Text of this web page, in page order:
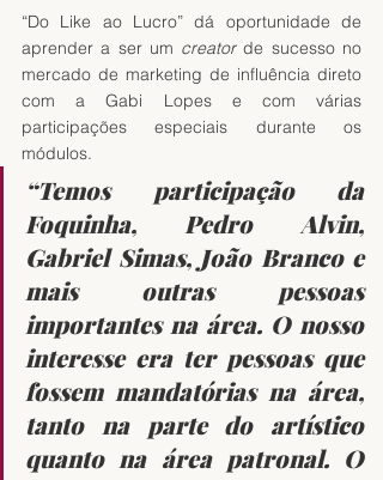
“Do Like ao Lucro” dá oportunidade de
aprender a ser um creator de sucesso no
mercado de marketing de influência direto
com a Gabi Lopes e com várias
participações especiais durante os
módulos.
“Temos participação da
Foquinha, Pedro Alvin,
Gabriel Simas, João Branco e
mais outras pessoas
importantes na área. O nosso
interesse era ter pessoas que
fossem mandatórias na área,
tanto na parte do artístico
quanto na área patronal. O